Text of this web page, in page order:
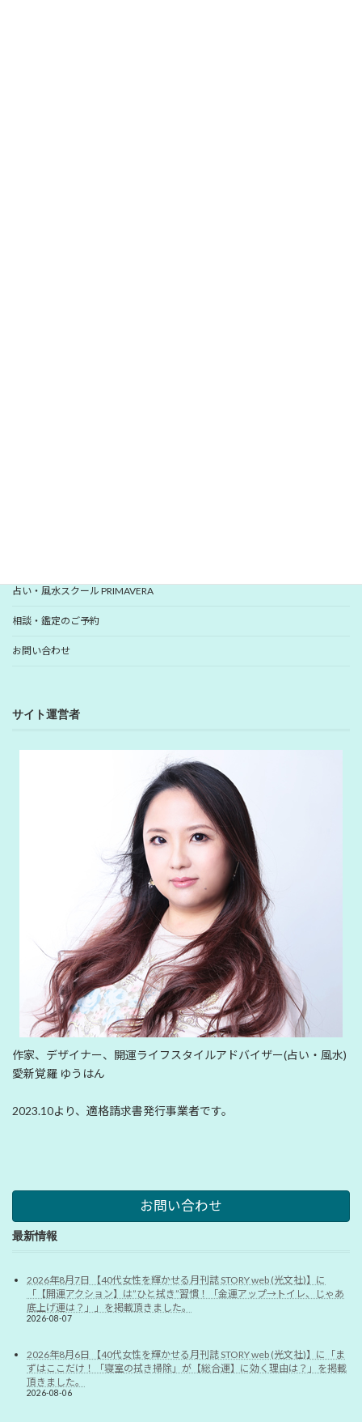
占い・風水スクール PRIMAVERA
相談・鑑定のご予約
お問い合わせ
サイト運営者
作家、デザイナー、開運ライフスタイルアドバイザー(占い・風水)
愛新覚羅 ゆうはん
2023.10より、適格請求書発行事業者です。
お問い合わせ
最新情報
2026年8月7日 【40代女性を輝かせる月刊誌 STORY web (光文社)】に
「【開運アクション】は”ひと拭き”習慣！「金運アップ→トイレ、じゃあ
底上げ運は？」」を掲載頂きました。
2026-08-07
2026年8月6日 【40代女性を輝かせる月刊誌 STORY web (光文社)】に「ま
ずはここだけ！「寝室の拭き掃除」が【総合運】に効く理由は？」を掲載
頂きました。
2026-08-06